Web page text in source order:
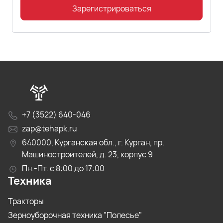
Зарегистрироваться
+7 (3522) 640-046
zap@tehapk.ru
640000, Курганская обл., г. Курган, пр.
Машиностроителей, д. 23, корпус 9
Пн.-Пт. с 8:00 до 17:00
Техника
Тракторы
Зерноуборочная техника "Полесье"